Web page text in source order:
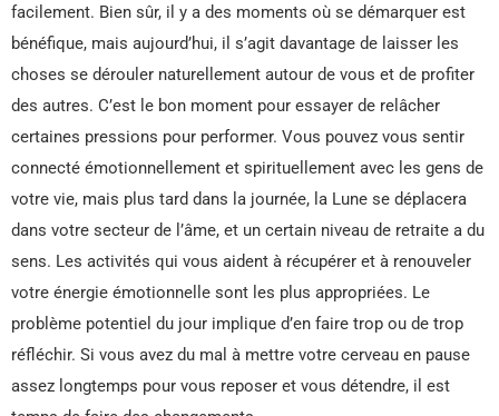
facilement. Bien sûr, il y a des moments où se démarquer est
bénéfique, mais aujourd’hui, il s’agit davantage de laisser les
choses se dérouler naturellement autour de vous et de profiter
des autres. C’est le bon moment pour essayer de relâcher
certaines pressions pour performer. Vous pouvez vous sentir
connecté émotionnellement et spirituellement avec les gens de
votre vie, mais plus tard dans la journée, la Lune se déplacera
dans votre secteur de l’âme, et un certain niveau de retraite a du
sens. Les activités qui vous aident à récupérer et à renouveler
votre énergie émotionnelle sont les plus appropriées. Le
problème potentiel du jour implique d’en faire trop ou de trop
réfléchir. Si vous avez du mal à mettre votre cerveau en pause
assez longtemps pour vous reposer et vous détendre, il est